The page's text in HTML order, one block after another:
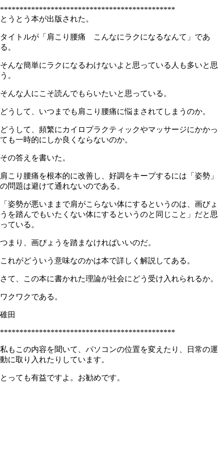
*********************************************
とうとう本が出版された。
タイトルが「肩こり腰痛 こんなにラクになるなんて」であ
る。
そんな簡単にラクになるわけないよと思っている人も多いと思
う。
そんな人にこそ読んでもらいたいと思っている。
どうして、いつまでも肩こり腰痛に悩まされてしまうのか。
どうして、頻繁にカイロプラクティックやマッサージにかかっ
ても一時的にしか良くならないのか。
その答えを書いた。
肩こり腰痛を根本的に改善し、好調をキープするには「姿勢」
の問題は避けて通れないのである。
「姿勢が悪いままで肩がこらない体にするというのは、画びょ
うを踏んでもいたくない体にするというのと同じこと」だと思
っている。
つまり、画びょうを踏まなければいいのだ。
これがどういう意味なのかは本で詳しく解説してある。
さて、この本に書かれた理論が社会にどう受け入れられるか。
ワクワクである。
碓田
*********************************************
私もこの内容を聞いて、パソコンの位置を変えたり、日常の運
動に取り入れたりしています。
とっても有益ですよ。お勧めです。